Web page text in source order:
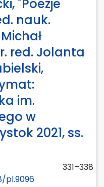
"Poezje
nauk.
red. Jolanta
im.
w
2021, ss.
331–338
pl.9096